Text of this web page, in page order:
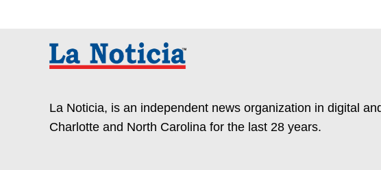
La Noticia, is an independent news organization in digital
Charlotte and North Carolina for the last 28 years.